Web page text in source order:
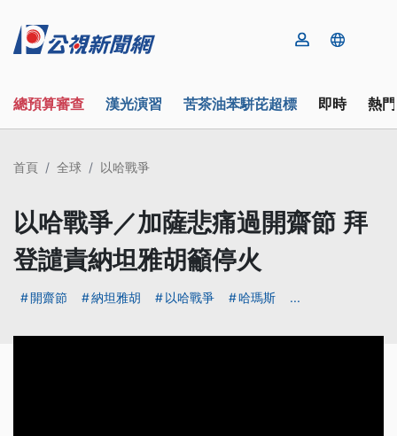
總預算審查 漢光演習 苦茶油苯駢芘超標 即時 熱
首頁 全球 以哈戰爭
以哈戰爭／加薩悲痛過開齋節 拜
登譴責納坦雅胡籲停火
開齋節 納坦雅胡 以哈戰爭 哈瑪斯 ...